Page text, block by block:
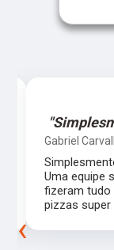
Marilda
Atendimento
recomendo.
30 de
ótima
convidados,
‹